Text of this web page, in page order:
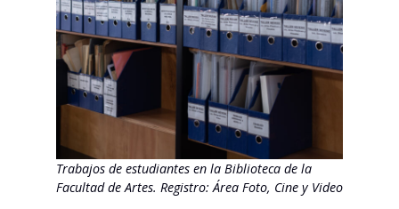
Trabajos de estudiantes en la Biblioteca de la
Facultad de Artes. Registro: Área Foto, Cine y Video